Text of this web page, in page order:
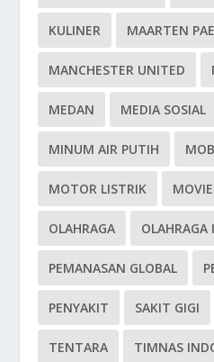
KULINER MAARTEN
MANCHESTER UNITED
MEDAN MEDIA SOSIAL
MINUM AIR PUTIH
MOTOR LISTRIK MOVIE
OLAHRAGA OLAHRAGA
PEMANASAN GLOBAL
PENYAKIT SAKIT GIGI
TENTARA TIMNAS